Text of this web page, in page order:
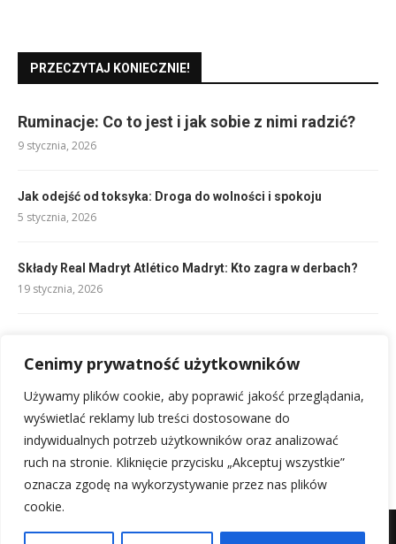
Cenimy prywatność użytkowników
Używamy plików cookie, aby poprawić jakość przeglądania,
wyświetlać reklamy lub treści dostosowane do
indywidualnych potrzeb użytkowników oraz analizować
ruch na stronie. Kliknięcie przycisku „Akceptuj wszystkie”
oznacza zgodę na wykorzystywanie przez nas plików
cookie.
PRZECZYTAJ KONIECZNIE!
Ruminacje: Co to jest i jak sobie z nimi radzić?
9 stycznia, 2026
Jak odejść od toksyka: Droga do wolności i spokoju
5 stycznia, 2026
Składy Real Madryt Atlético Madryt: Kto zagra w derbach?
19 stycznia, 2026
18 stycznia, 2026
Ile trwa mecz piłki nożnej? Oficjalny czas gry i zasady
18 stycznia, 2026
Mapa witryny Kontakt z nami